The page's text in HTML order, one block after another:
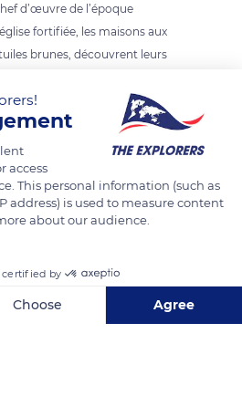
d’œuvre de l’époque
fortifiée, les maisons aux
brunes, découvrent leurs
access
This personal information (such as
address) is used to measure content
about our audience.
certified by
Choose Agree